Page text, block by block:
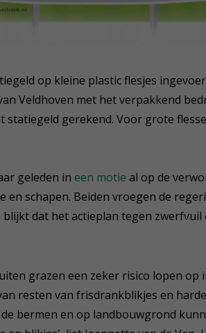
op kleine plastic flesjes
Veldhoven met het verpakkend
statiegeld gerekend. Voor grote
geleden in een motie al op de
schapen. Beiden vroegen de
dat het actieplan tegen zwerfvuil
grazen een zeker risico lopen op
resten van frisdrankblikjes en
bermen en op landbouwgrond